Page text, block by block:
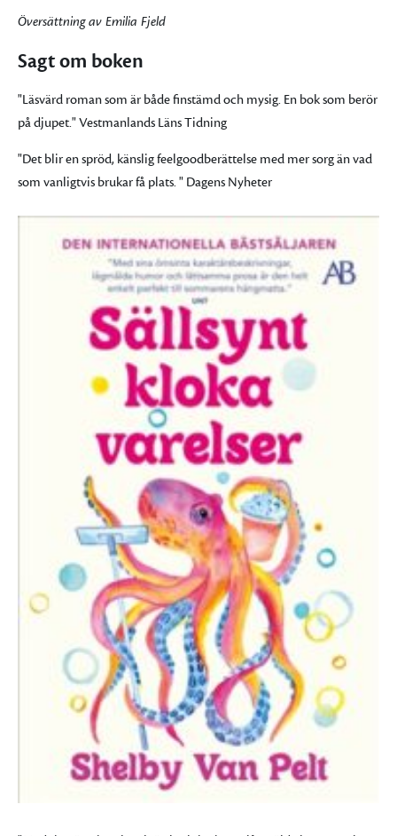
Översättning av Emilia Fjeld
Sagt om boken
"Läsvärd roman som är både finstämd och mysig. En bok som berör
på djupet." Vestmanlands Läns Tidning
"Det blir en spröd, känslig feelgoodberättelse med mer sorg än vad
som vanligtvis brukar få plats. " Dagens Nyheter